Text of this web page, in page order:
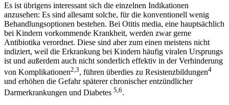
Es ist übrigens interessant sich die einzelnen Indikationen
anzusehen: Es sind allesamt solche, für die konventionell wenig
Behandlungsoptionen bestehen. Bei Otitis media, eine hauptsächlich
bei Kindern vorkommende Krankheit, werden zwar gerne
Antibiotika verordnet. Diese sind aber zum einen meistens nicht
indiziert, weil die Erkrankung bei Kindern häufig viralen Ursprungs
ist und außerdem auch nicht sonderlich effektiv in der Verhinderung
von Komplikationen2,3, führen überdies zu Resistenzbildungen4
und erhöhen die Gefahr späterer chronischer entzündlicher
Darmerkrankungen und Diabetes 5,6.